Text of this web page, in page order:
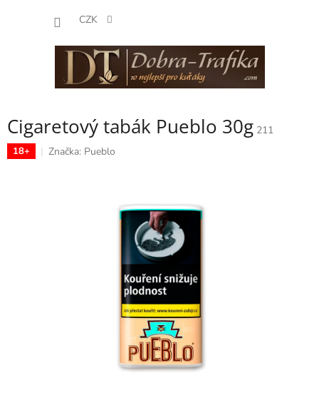
CZK
Cigaretový tabák Pueblo 30g 211
18+ Značka: Pueblo